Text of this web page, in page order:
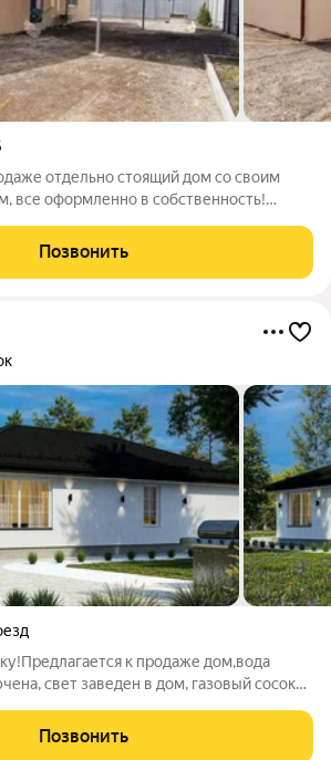
отдельно стоящий дом со своим
все оформленно в собственность!
магазины, ФОК Заводской,
транспорта!
Позвонить
к продаже дом,вода
свет заведен в дом, газовый сосок
плюс кухня гостинная с большим
Потолки
Позвонить